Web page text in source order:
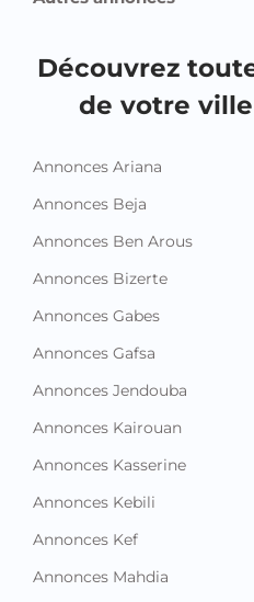
Découvrez
de votre
Annonces Ariana
Annonces Beja
Annonces Ben Arous
Annonces Bizerte
Annonces Gabes
Annonces Gafsa
Annonces Jendouba
Annonces Kairouan
Annonces Kasserine
Annonces Kebili
Annonces Kef
Annonces Mahdia